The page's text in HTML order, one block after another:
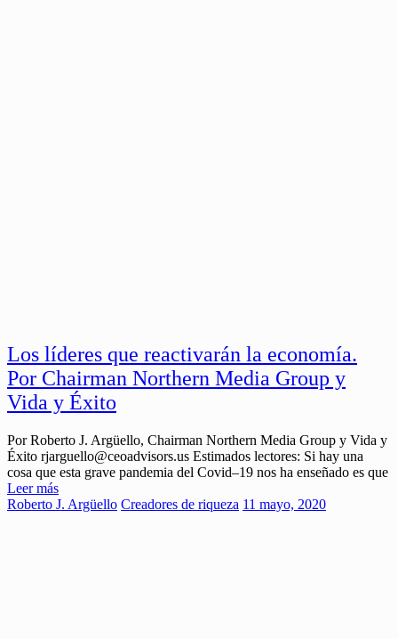
Los líderes que reactivarán la economía.
Por Chairman Northern Media Group y
Vida y Éxito
Por Roberto J. Argüello, Chairman Northern Media Group y Vida y
Éxito rjarguello@ceoadvisors.us Estimados lectores: Si hay una
cosa que esta grave pandemia del Covid–19 nos ha enseñado es que
Leer más
Roberto J. Argüello Creadores de riqueza 11 mayo, 2020